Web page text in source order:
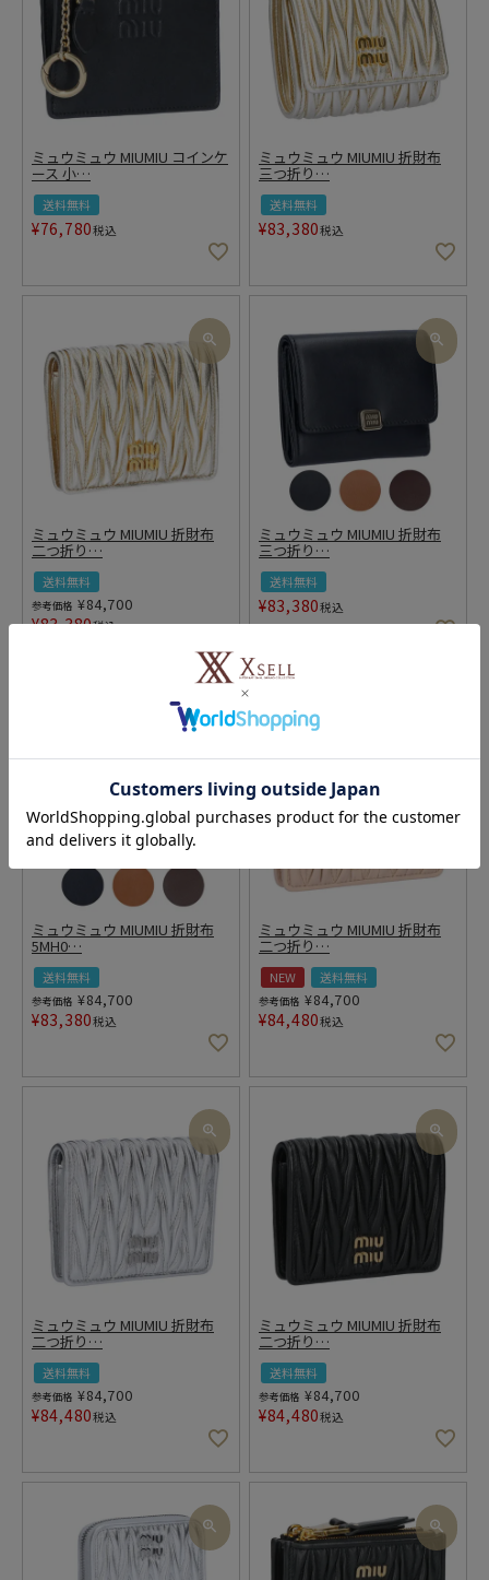
ミュウミュウ MIUMIU コインケ
ース 小…
送料無料
¥76,780税込
ミュウミュウ MIUMIU 折財布
三つ折り …
送料無料
¥83,380税込
ミュウミュウ MIUMIU 折財布
二つ折り …
送料無料
参考価格 ¥84,700
¥83,380税込
ミュウミュウ MIUMIU 折財布
三つ折り …
送料無料
¥83,380税込
ミュウミュウ MIUMIU 折財布
5MH0…
送料無料
参考価格 ¥84,700
¥83,380税込
ミュウミュウ MIUMIU 折財布
二つ折り …
NEW 送料無料
参考価格 ¥84,700
¥84,480税込
ミュウミュウ MIUMIU 折財布
二つ折り …
送料無料
参考価格 ¥84,700
¥84,480税込
ミュウミュウ MIUMIU 折財布
二つ折り …
送料無料
参考価格 ¥84,700
¥84,480税込